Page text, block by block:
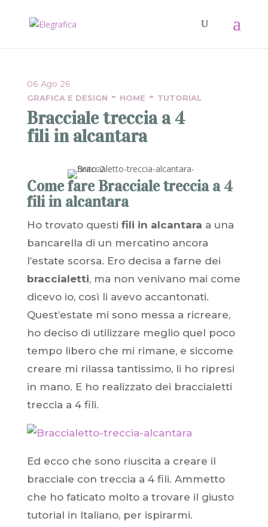
GRAFICA E DESIGN - HOME - TUTORIAL
06 Ago 26
Bracciale treccia a 4
fili in alcantara
Come fare Bracciale treccia a 4
fili in alcantara
Ho trovato questi fili in alcantara a una
bancarella di un mercatino ancora
l’estate scorsa. Ero decisa a farne dei
braccialetti, ma non venivano mai come
dicevo io, così li avevo accantonati.
Quest’estate mi sono messa a ricreare,
ho deciso di utilizzare meglio quel poco
tempo libero che mi rimane, e siccome
creare mi rilassa tantissimo, li ho ripresi
in mano. E ho realizzato dei braccialetti
treccia a 4 fili.
Ed ecco che sono riuscita a creare il
bracciale con treccia a 4 fili. Ammetto
che ho faticato molto a trovare il giusto
tutorial in Italiano, per ispirarmi.